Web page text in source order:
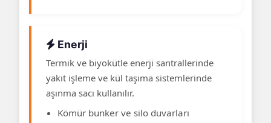
Enerji
Termik ve biyokütle enerji santrallerinde
yakıt işleme ve kül taşıma sistemlerinde
aşınma sacı kullanılır.
Kömür bunker ve silo duvarları